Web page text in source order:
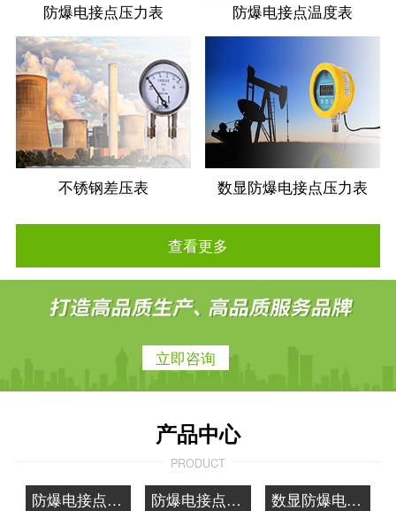
防爆电接点压力表 防爆电接点温度表
不锈钢差压表 数显防爆电接点压力表
查看更多
立即咨询
产品中心
PRODUCT
防爆电接点压力表 防爆电接点温度表
数显防爆电接点压力表